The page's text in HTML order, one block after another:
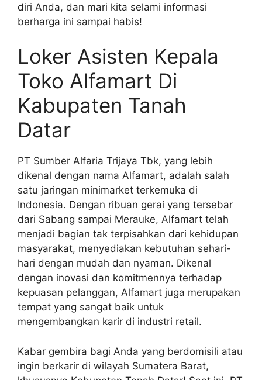
diri Anda, dan mari kita selami informasi
berharga ini sampai habis!
Loker Asisten Kepala
Toko Alfamart Di
Kabupaten Tanah
Datar
PT Sumber Alfaria Trijaya Tbk, yang lebih
dikenal dengan nama Alfamart, adalah salah
satu jaringan minimarket terkemuka di
Indonesia. Dengan ribuan gerai yang tersebar
dari Sabang sampai Merauke, Alfamart telah
menjadi bagian tak terpisahkan dari kehidupan
masyarakat, menyediakan kebutuhan sehari-
hari dengan mudah dan nyaman. Dikenal
dengan inovasi dan komitmennya terhadap
kepuasan pelanggan, Alfamart juga merupakan
tempat yang sangat baik untuk
mengembangkan karir di industri retail.
Kabar gembira bagi Anda yang berdomisili atau
ingin berkarir di wilayah Sumatera Barat,